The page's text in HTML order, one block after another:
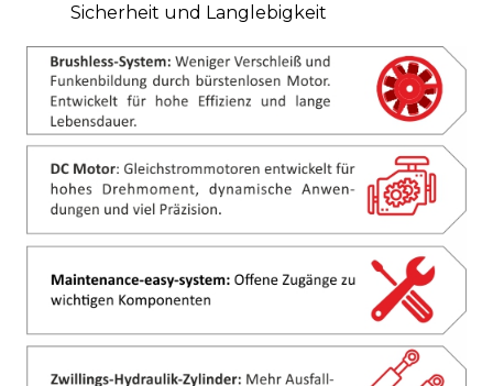
Sicherheit und Langlebigkeit